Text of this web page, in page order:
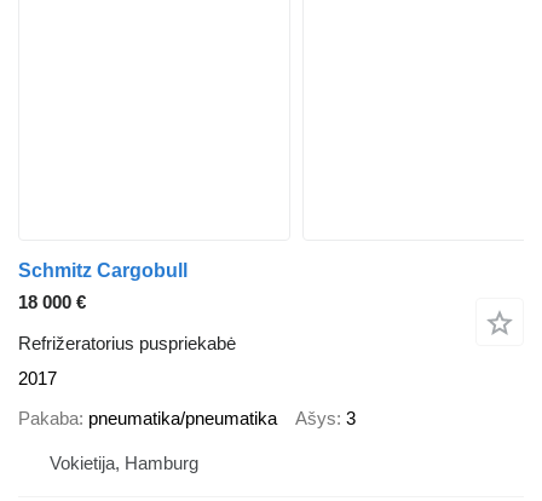
Schmitz Cargobull
18 000 €
Refrižeratorius puspriekabė
2017
Pakaba pneumatika/pneumatika Ašys 3
Vokietija, Hamburg